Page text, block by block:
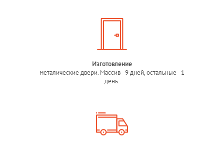
Изготовление
металические двери. Массив - 9 дней, остальные - 1
день.